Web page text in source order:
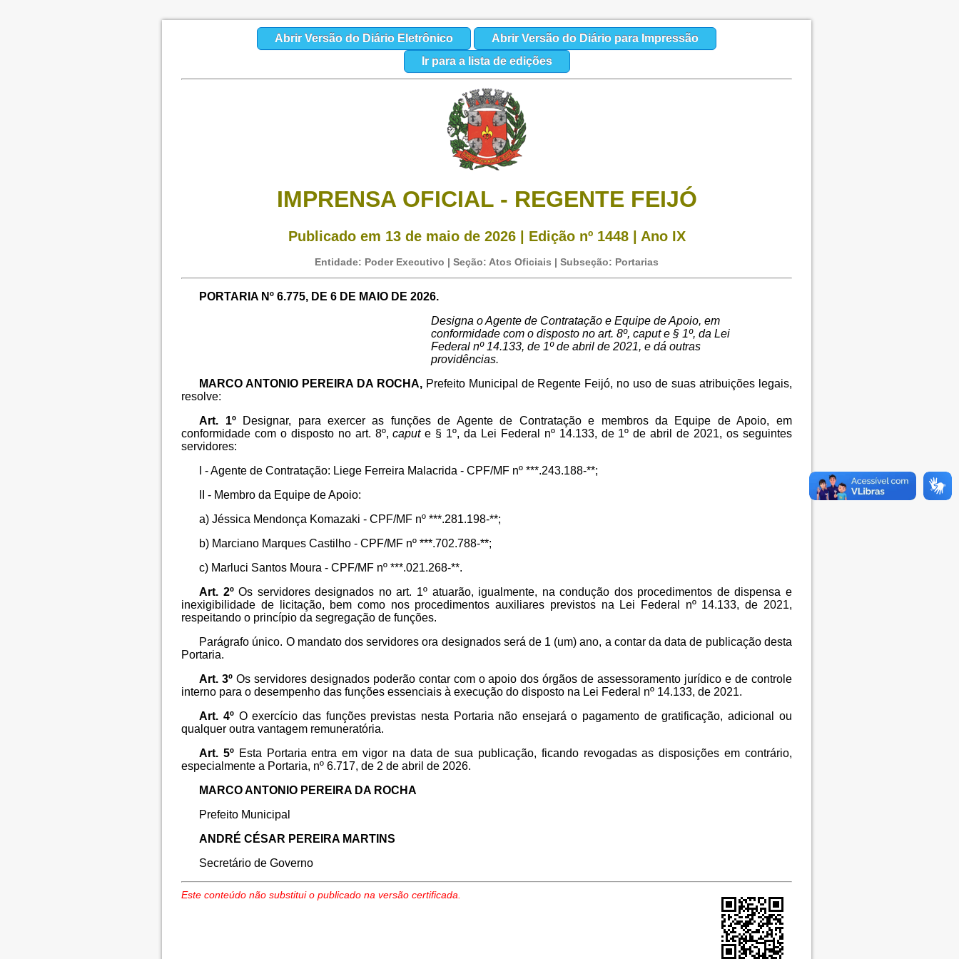
Abrir Versão do Diário Eletrônico
Abrir Versão do Diário para Impressão
Ir para a lista de edições
IMPRENSA OFICIAL - REGENTE FEIJÓ
Publicado em 13 de maio de 2026 | Edição nº 1448 | Ano IX
Entidade: Poder Executivo | Seção: Atos Oficiais | Subseção: Portarias
PORTARIA Nº 6.775, DE 6 DE MAIO DE 2026.
Designa o Agente de Contratação e Equipe de Apoio, em
conformidade com o disposto no art. 8º, caput e § 1º, da Lei
Federal nº 14.133, de 1º de abril de 2021, e dá outras
providências.
MARCO ANTONIO PEREIRA DA ROCHA,Prefeito Municipal de Regente Feijó, no uso de suas atribuições legais,
resolve:
Art. 1ºDesignar, para exercer as funções de Agente de Contratação e membros da Equipe de Apoio, em
conformidade com o disposto no art. 8º,capute § 1º, da Lei Federal nº 14.133, de 1º de abril de 2021, os seguintes
servidores:
I - Agente de Contratação: Liege Ferreira Malacrida - CPF/MF nº ***.243.188-**;
II - Membro da Equipe de Apoio:
a) Jéssica Mendonça Komazaki - CPF/MF nº ***.281.198-**;
b) Marciano Marques Castilho - CPF/MF nº ***.702.788-**;
c) Marluci Santos Moura - CPF/MF nº ***.021.268-**.
Art. 2ºOs servidores designados no art. 1º atuarão, igualmente, na condução dos procedimentos de dispensa e
inexigibilidade de licitação, bem como nos procedimentos auxiliares previstos na Lei Federal nº 14.133, de 2021,
respeitando o princípio da segregação de funções.
Parágrafo único. O mandato dos servidores ora designados será de 1 (um) ano, a contar da data de publicação desta
Portaria.
Art. 3º Os servidores designados poderão contar com o apoio dos órgãos de assessoramento jurídico e de controle
interno para o desempenho das funções essenciais à execução do disposto na Lei Federal nº 14.133, de 2021.
Art. 4ºO exercício das funções previstas nesta Portaria não ensejará o pagamento de gratificação, adicional ou
qualquer outra vantagem remuneratória.
Art. 5º Esta Portaria entra em vigor na data de sua publicação, ficando revogadas as disposições em contrário,
especialmente a Portaria, nº 6.717, de 2 de abril de 2026.
MARCO ANTONIO PEREIRA DA ROCHA
Prefeito Municipal
ANDRÉ CÉSAR PEREIRA MARTINS
Secretário de Governo
Este conteúdo não substitui o publicado na versão certificada.